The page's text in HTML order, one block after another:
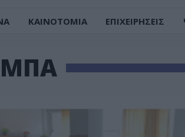
ΚΑΙΝΟΤΟΜΙΑ ΕΠΙΧΕΙΡΗΣΕΙΣ